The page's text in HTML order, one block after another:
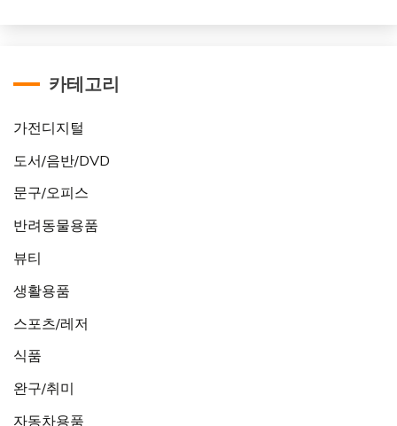
카테고리
가전디지털
도서/음반/DVD
문구/오피스
반려동물용품
뷰티
생활용품
스포츠/레저
식품
완구/취미
자동차용품